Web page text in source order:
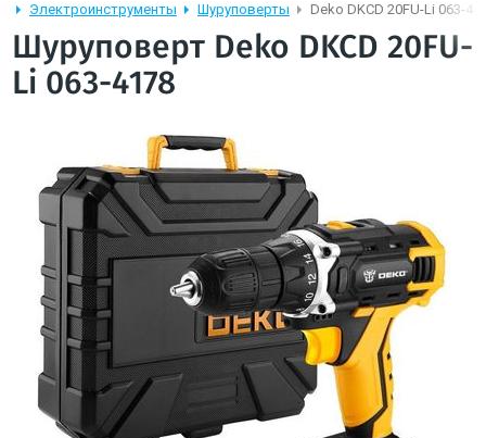
Электроинструменты Шуруповерты Deko DKCD 20FU-Li 063-
Шуруповерт Deko DKCD 20FU-
Li 063-4178